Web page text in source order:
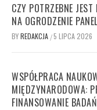
CZY POTRZEBNE JEST
NA OGRODZENIE
BYREDAKCJA /5 LIPCA 2026
WSPÓŁPRACA
MIĘDZYNARODOWA:
FINANSOWANIE BADAŃ